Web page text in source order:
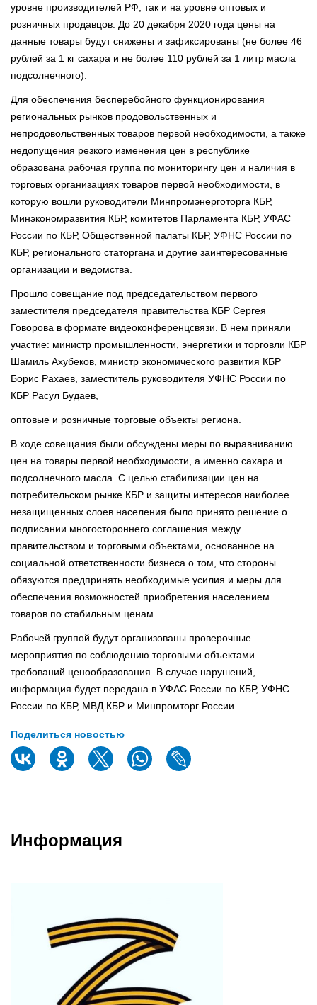
уровне производителей РФ, так и на уровне оптовых и
розничных продавцов. До 20 декабря 2020 года цены на
данные товары будут снижены и зафиксированы (не более 46
рублей за 1 кг сахара и не более 110 рублей за 1 литр масла
подсолнечного).
Для обеспечения бесперебойного функционирования
региональных рынков продовольственных и
непродовольственных товаров первой необходимости, а также
недопущения резкого изменения цен в республике
образована рабочая группа по мониторингу цен и наличия в
торговых организациях товаров первой необходимости, в
которую вошли руководители Минпромэнерготорга КБР,
Минэкономразвития КБР, комитетов Парламента КБР, УФАС
России по КБР, Общественной палаты КБР, УФНС России по
КБР, регионального статоргана и другие заинтересованные
организации и ведомства.
Прошло совещание под председательством первого
заместителя председателя правительства КБР Сергея
Говорова в формате видеоконференцсвязи. В нем приняли
участие: министр промышленности, энергетики и торговли КБР
Шамиль Ахубеков, министр экономического развития КБР
Борис Рахаев, заместитель руководителя УФНС России по
КБР Расул Будаев,
оптовые и розничные торговые объекты региона.
В ходе совещания были обсуждены меры по выравниванию
цен на товары первой необходимости, а именно сахара и
подсолнечного масла. С целью стабилизации цен на
потребительском рынке КБР и защиты интересов наиболее
незащищенных слоев населения было принято решение о
подписании многостороннего соглашения между
правительством и торговыми объектами, основанное на
социальной ответственности бизнеса о том, что стороны
обязуются предпринять необходимые усилия и меры для
обеспечения возможностей приобретения населением
товаров по стабильным ценам.
Рабочей группой будут организованы проверочные
мероприятия по соблюдению торговыми объектами
требований ценообразования. В случае нарушений,
информация будет передана в УФАС России по КБР, УФНС
России по КБР, МВД КБР и Минпромторг России.
Поделиться новостью
Информация